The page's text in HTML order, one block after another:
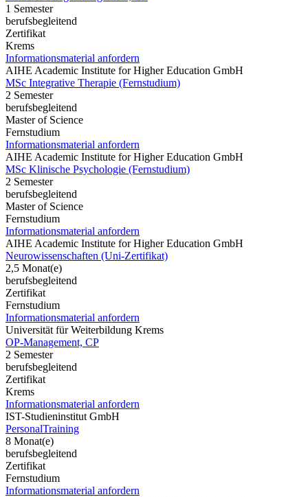
1 Semester
berufsbegleitend
Zertifikat
Krems
Informationsmaterial anfordern
AIHE Academic Institute for Higher Education GmbH
MSc Integrative Therapie (Fernstudium)
2 Semester
berufsbegleitend
Master of Science
Fernstudium
Informationsmaterial anfordern
AIHE Academic Institute for Higher Education GmbH
MSc Klinische Psychologie (Fernstudium)
2 Semester
berufsbegleitend
Master of Science
Fernstudium
Informationsmaterial anfordern
AIHE Academic Institute for Higher Education GmbH
Neurowissenschaften (Uni-Zertifikat)
2,5 Monat(e)
berufsbegleitend
Zertifikat
Fernstudium
Informationsmaterial anfordern
Universität für Weiterbildung Krems
OP-Management, CP
2 Semester
berufsbegleitend
Zertifikat
Krems
Informationsmaterial anfordern
IST-Studieninstitut GmbH
PersonalTraining
8 Monat(e)
berufsbegleitend
Zertifikat
Fernstudium
Informationsmaterial anfordern